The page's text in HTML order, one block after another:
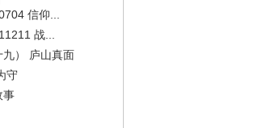
信仰...
战...
九） 庐山真面
守
事